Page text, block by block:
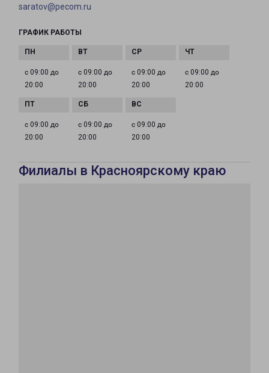
saratov@pecom.ru
ГРАФИК РАБОТЫ
с 09:00 до
20:00
с 09:00 до
20:00
с 09:00 до
20:00
с 09:00 до
20:00
с 09:00 до
20:00
с 09:00 до
20:00
с 09:00 до
20:00
Филиалы в Красноярскому краю